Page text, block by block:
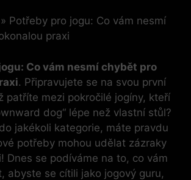
» Potřeby pro jogu: Co vám nesmí
praxi
Co vám nesmí chybět pro
. Připravujete se na svou první
patříte mezi pokročilé jogíny, kteří
dog“ lépe než vlastní stůl?
jakékoli kategorie, máte pravdu
potřeby mohou udělat zázraky
Dnes se podíváme na to, co vám
abyste se cítili jako jogový guru,